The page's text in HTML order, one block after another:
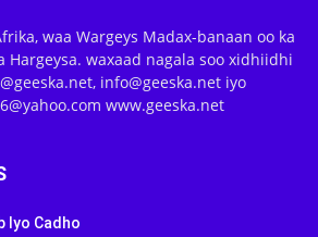
waa Wargeys Madax-banaan oo ka
Hargeysa. waxaad nagala soo xidhiidhi
info@geeska.net iyo
www.geeska.net
Iyo Cadho